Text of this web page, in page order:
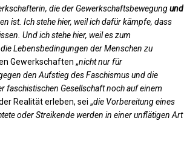
die der Gewerkschaftsbewegungund
ist. Ich stehe hier, weil ich dafür kämpfe, dass
Und ich stehe hier, weil es zum
Lebensbedingungen der Menschen zu
Gewerkschaften „nicht nur für
den Aufstieg des Faschismus und die
faschistischen Gesellschaft noch auf einem
Realität erleben, sei „die Vorbereitung eines
oder Streikende werden in einer unflätigen Art